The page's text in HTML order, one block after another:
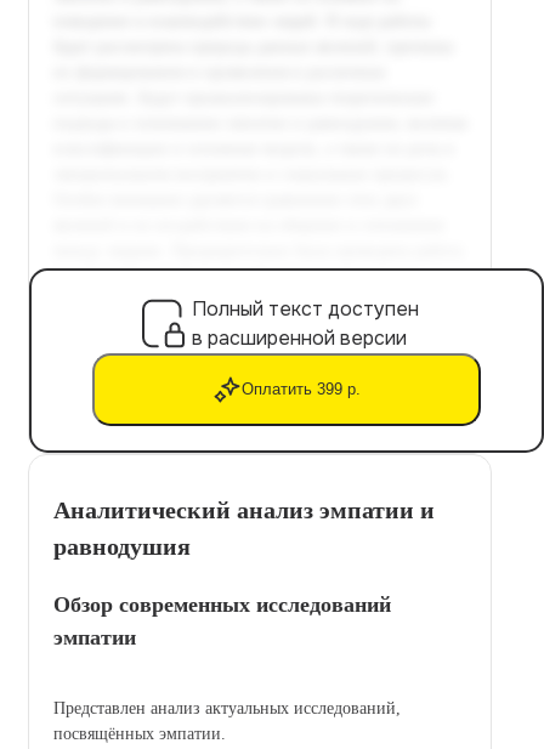
Полный текст доступен
в расширенной версии
Оплатить 399 р.
Аналитический анализ эмпатии и
равнодушия
Обзор современных исследований
эмпатии
Представлен анализ актуальных исследований,
посвящённых эмпатии.